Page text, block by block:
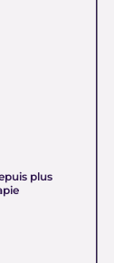
plus
:
son savoir
à
dans votre